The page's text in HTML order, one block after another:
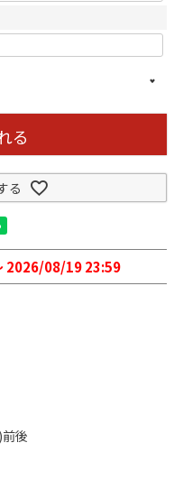
る
る
2026/08/19 23:59
後